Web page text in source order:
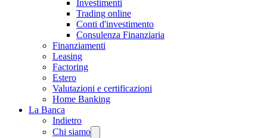
Investimenti
Trading online
Conti d'investimento
Consulenza Finanziaria
Finanziamenti
Leasing
Factoring
Estero
Valutazioni e certificazioni
Home Banking
La Banca
Indietro
Chi siamo